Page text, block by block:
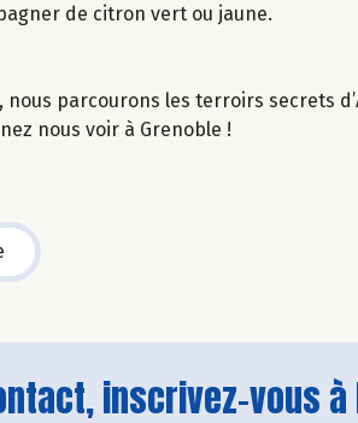
de citron vert ou jaune.
parcourons les terroirs secrets
nous voir à Grenoble !
inscrivez-vous